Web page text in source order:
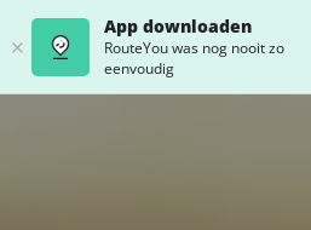
App downloaden
RouteYou was nog nooit zo
eenvoudig